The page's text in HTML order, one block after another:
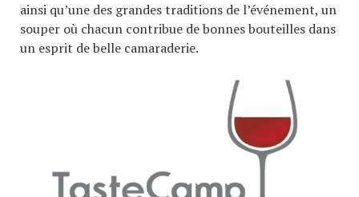
ainsi qu’une des grandes traditions de l’événement, un
souper où chacun contribue de bonnes bouteilles dans
un esprit de belle camaraderie.